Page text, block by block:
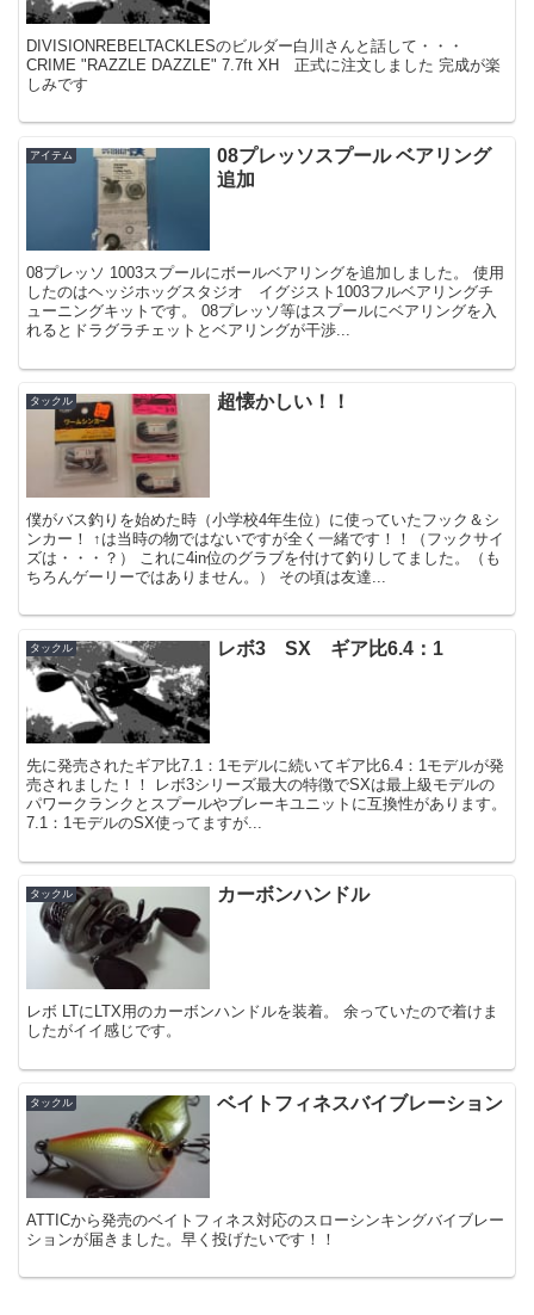
DIVISIONREBELTACKLESのビルダー白川さんと話して・・・
CRIME "RAZZLE DAZZLE" 7.7ft XH 正式に注文しました 完成が楽
しみです
アイテム
08プレッソスプール ベアリング
追加
08プレッソ 1003スプールにボールベアリングを追加しました。 使用
したのはヘッジホッグスタジオ イグジスト1003フルベアリングチ
ューニングキットです。 08プレッソ等はスプールにベアリングを入
れるとドラグラチェットとベアリングが干渉...
タックル 超懐かしい！！
僕がバス釣りを始めた時（小学校4年生位）に使っていたフック＆シ
ンカー！ ↑は当時の物ではないですが全く一緒です！！（フックサイ
ズは・・・？） これに4in位のグラブを付けて釣りしてました。（も
ちろんゲーリーではありません。） その頃は友達...
タックル レボ3 SX ギア比6.4：1
先に発売されたギア比7.1：1モデルに続いてギア比6.4：1モデルが発
売されました！！ レボ3シリーズ最大の特徴でSXは最上級モデルの
パワークランクとスプールやブレーキユニットに互換性があります。
7.1：1モデルのSX使ってますが...
タックル カーボンハンドル
レボ LTにLTX用のカーボンハンドルを装着。 余っていたので着けま
したがイイ感じです。
タックル ベイトフィネスバイブレーション
ATTICから発売のベイトフィネス対応のスローシンキングバイブレー
ションが届きました。早く投げたいです！！